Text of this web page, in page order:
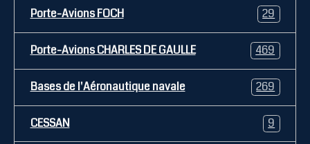
Porte-Avions FOCH 29
Porte-Avions CHARLES DE GAULLE 469
Bases de l'Aéronautique navale 269
CESSAN 9